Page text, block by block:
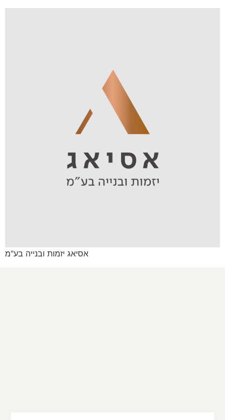
אסיאג יזמות ובנייה בע"מ